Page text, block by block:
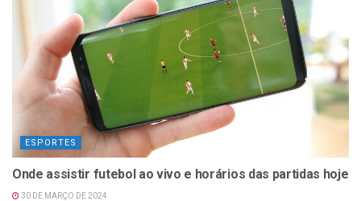
ESPORTES
Onde assistir futebol ao vivo e horários das partidas hoje
30 DE MARÇO DE 2024